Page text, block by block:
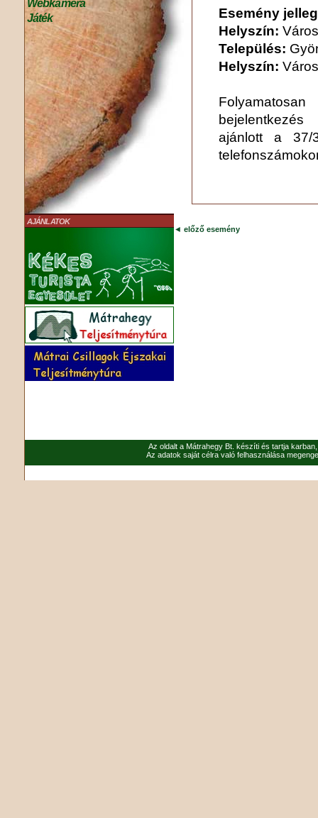
Webkamera
Játék
AJÁNLATOK
Esemény
Helyszín:
Település:
Helyszín:
bejelentkezés
ajánlott a 37/
◄ előző esemény
Az oldalt a Mátrahegy Bt. készíti és tartja
Az adatok saját célra való felhasználása